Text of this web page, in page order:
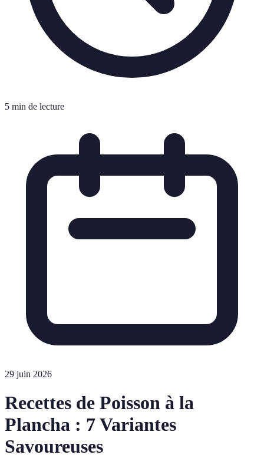
5 min de lecture
29 juin 2026
Recettes de Poisson à la
Plancha : 7 Variantes
Savoureuses